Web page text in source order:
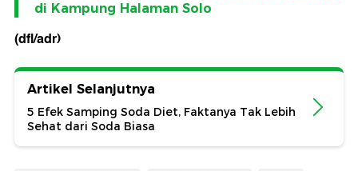
di Kampung Halaman Solo
(dfl/adr)
Artikel Selanjutnya
5 Efek Samping Soda Diet, Faktanya Tak Lebih
Sehat dari Soda Biasa